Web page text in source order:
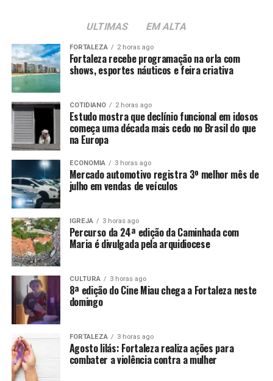
ULTIMAS EM ALTA
FORTALEZA 2 horas ago
Fortaleza recebe programação na orla com
shows, esportes náuticos e feira criativa
COTIDIANO 2 horas ago
Estudo mostra que declínio funcional em idosos
começa uma década mais cedo no Brasil do que
na Europa
ECONOMIA 3 horas ago
Mercado automotivo registra 3º melhor mês de
julho em vendas de veículos
IGREJA 3 horas ago
Percurso da 24ª edição da Caminhada com
Maria é divulgada pela arquidiocese
CULTURA 3 horas ago
8ª edição do Cine Miau chega a Fortaleza neste
domingo
FORTALEZA 3 horas ago
Agosto lilás: Fortaleza realiza ações para
combater a violência contra a mulher